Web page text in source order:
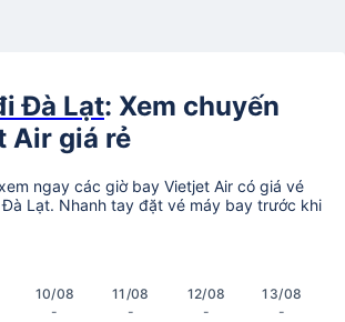
Đà Lạt: Xem chuyến
Air giá rẻ
ngay các giờ bay Vietjet Air có giá vé
Lạt. Nhanh tay đặt vé máy bay trước khi
10/08
-
11/08
-
12/08
-
13/08
-